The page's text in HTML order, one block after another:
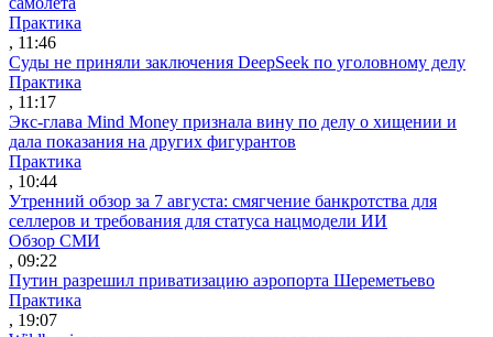
Практика
, 11:46
Суды не приняли заключения DeepSeek по уголовному делу
Практика
, 11:17
Экс-глава Mind Money признала вину по делу о хищении и
дала показания на других фигурантов
Практика
, 10:44
Утренний обзор за 7 августа: смягчение банкротства для
селлеров и требования для статуса нацмодели ИИ
Обзор СМИ
, 09:22
Путин разрешил приватизацию аэропорта Шереметьево
Практика
, 19:07